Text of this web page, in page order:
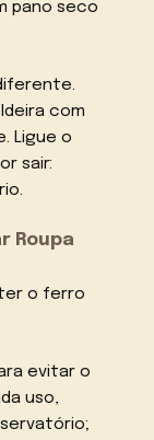
pano seco
com
Ligue o
sair:
Roupa
o ferro
evitar o
uso,